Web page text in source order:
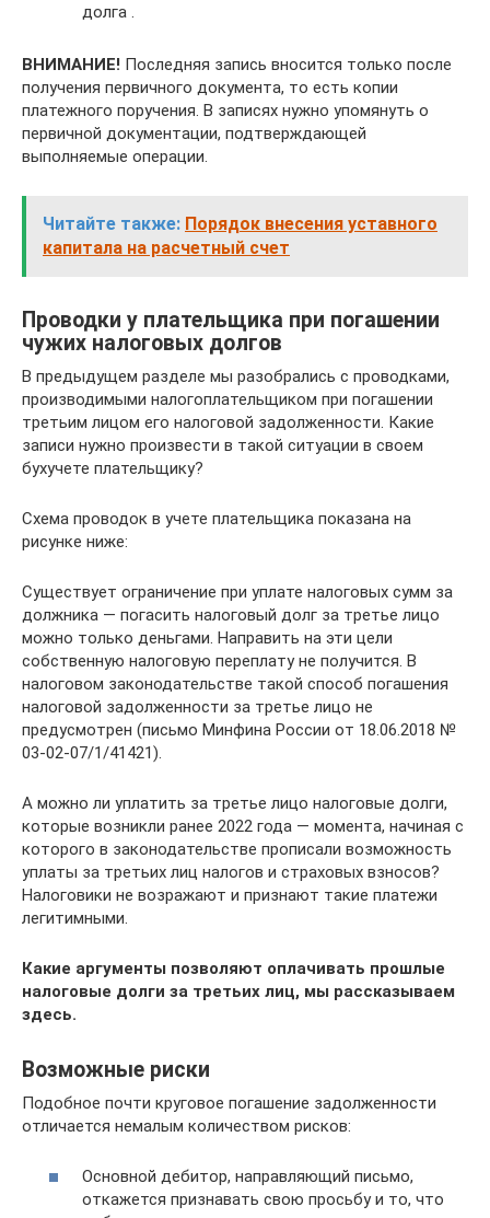
долга .
ВНИМАНИЕ! Последняя запись вносится только после
получения первичного документа, то есть копии
платежного поручения. В записях нужно упомянуть о
первичной документации, подтверждающей
выполняемые операции.
Читайте также: Порядок внесения уставного
капитала на расчетный счет
Проводки у плательщика при погашении
чужих налоговых долгов
В предыдущем разделе мы разобрались с проводками,
производимыми налогоплательщиком при погашении
третьим лицом его налоговой задолженности. Какие
записи нужно произвести в такой ситуации в своем
бухучете плательщику?
Схема проводок в учете плательщика показана на
рисунке ниже:
Существует ограничение при уплате налоговых сумм за
должника — погасить налоговый долг за третье лицо
можно только деньгами. Направить на эти цели
собственную налоговую переплату не получится. В
налоговом законодательстве такой способ погашения
налоговой задолженности за третье лицо не
предусмотрен (письмо Минфина России от 18.06.2018 №
03-02-07/1/41421).
А можно ли уплатить за третье лицо налоговые долги,
которые возникли ранее 2022 года — момента, начиная с
которого в законодательстве прописали возможность
уплаты за третьих лиц налогов и страховых взносов?
Налоговики не возражают и признают такие платежи
легитимными.
Какие аргументы позволяют оплачивать прошлые
налоговые долги за третьих лиц, мы рассказываем
здесь.
Возможные риски
Подобное почти круговое погашение задолженности
отличается немалым количеством рисков:
Основной дебитор, направляющий письмо,
откажется признавать свою просьбу и то, что